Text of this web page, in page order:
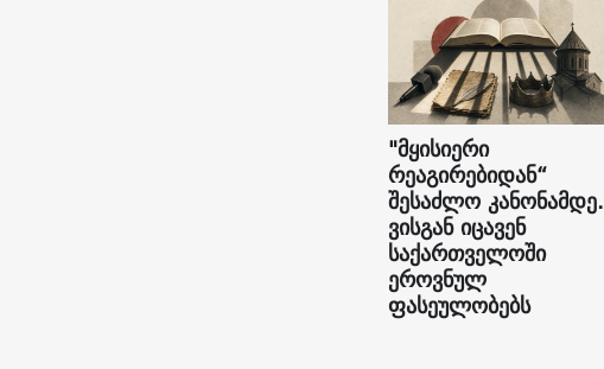
"მყისიერი
რეაგირებიდან“
შესაძლო კანონამდე.
ვისგან იცავენ
საქართველოში
ეროვნულ
ფასეულობებს